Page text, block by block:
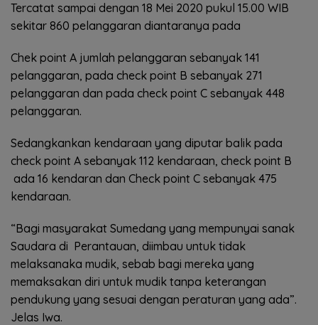
Tercatat sampai dengan 18 Mei 2020 pukul 15.00 WIB
sekitar 860 pelanggaran diantaranya pada
Chek point A jumlah pelanggaran sebanyak 141
pelanggaran, pada check point B sebanyak 271
pelanggaran dan pada check point C sebanyak 448
pelanggaran.
Sedangkankan kendaraan yang diputar balik pada
check point A sebanyak 112 kendaraan, check point B
ada 16 kendaran dan Check point C sebanyak 475
kendaraan.
“Bagi masyarakat Sumedang yang mempunyai sanak
Saudara di Perantauan, diimbau untuk tidak
melaksanaka mudik, sebab bagi mereka yang
memaksakan diri untuk mudik tanpa keterangan
pendukung yang sesuai dengan peraturan yang ada”.
Jelas Iwa.